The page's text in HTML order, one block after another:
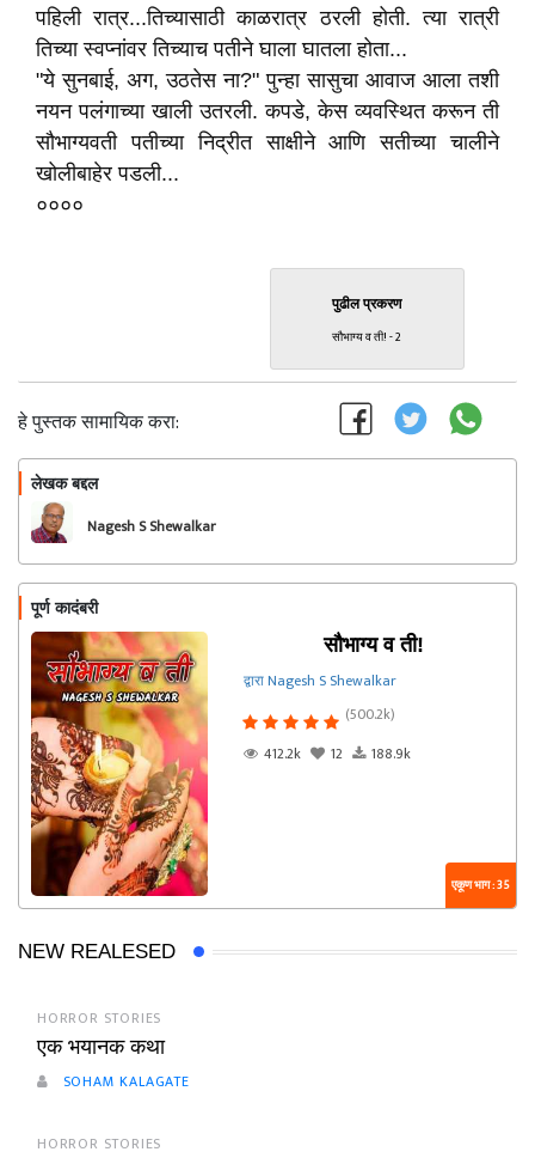
पहिली रात्र...तिच्यासाठी काळरात्र ठरली होती. त्या रात्री
तिच्या स्वप्नांवर तिच्याच पतीने घाला घातला होता...
"ये सुनबाई, अग, उठतेस ना?" पुन्हा सासुचा आवाज आला तशी
नयन पलंगाच्या खाली उतरली. कपडे, केस व्यवस्थित करून ती
सौभाग्यवती पतीच्या निद्रीत साक्षीने आणि सतीच्या चालीने
खोलीबाहेर पडली...
००००
पुढील प्रकरण
सौभाग्य व ती! - 2
हे पुस्तक सामायिक करा:
लेखक बद्दल
Nagesh S Shewalkar
पूर्ण कादंबरी
सौभाग्य व ती!
द्वारा Nagesh S Shewalkar
(500.2k)
412.2k
12 188.9k
एकूण भाग : 35
NEW REALESED
HORROR STORIES
एक भयानक कथा
SOHAM KALAGATE
HORROR STORIES